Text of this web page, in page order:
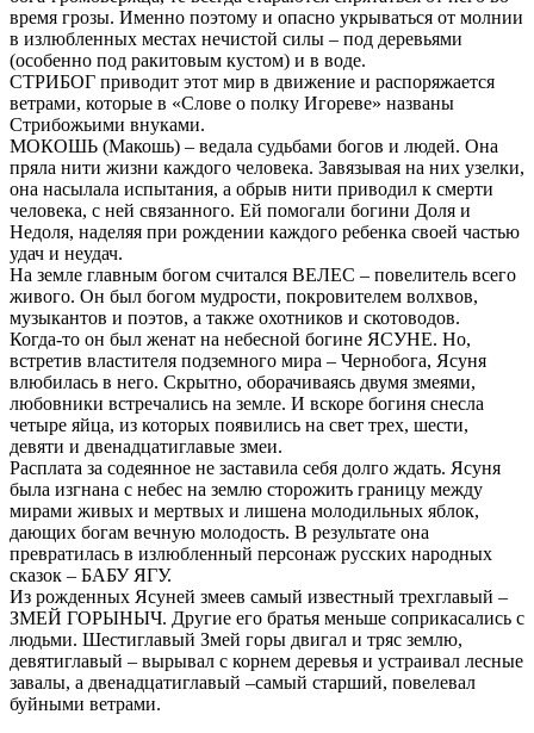
время грозы. Именно поэтому и опасно укрываться от молнии
в излюбленных местах нечистой силы – под деревьями
(особенно под ракитовым кустом) и в воде.
СТРИБОГ приводит этот мир в движение и распоряжается
ветрами, которые в «Слове о полку Игореве» названы
Стрибожьими внуками.
МОКОШЬ (Макошь) – ведала судьбами богов и людей. Она
пряла нити жизни каждого человека. Завязывая на них узелки,
она насылала испытания, а обрыв нити приводил к смерти
человека, с ней связанного. Ей помогали богини Доля и
Недоля, наделяя при рождении каждого ребенка своей частью
удач и неудач.
На земле главным богом считался ВЕЛЕС – повелитель всего
живого. Он был богом мудрости, покровителем волхвов,
музыкантов и поэтов, а также охотников и скотоводов.
Когда-то он был женат на небесной богине ЯСУНЕ. Но,
встретив властителя подземного мира – Чернобога, Ясуня
влюбилась в него. Скрытно, оборачиваясь двумя змеями,
любовники встречались на земле. И вскоре богиня снесла
четыре яйца, из которых появились на свет трех, шести,
девяти и двенадцатиглавые змеи.
Расплата за содеянное не заставила себя долго ждать. Ясуня
была изгнана с небес на землю сторожить границу между
мирами живых и мертвых и лишена молодильных яблок,
дающих богам вечную молодость. В результате она
превратилась в излюбленный персонаж русских народных
сказок – БАБУ ЯГУ.
Из рожденных Ясуней змеев самый известный трехглавый –
ЗМЕЙ ГОРЫНЫЧ. Другие его братья меньше соприкасались с
людьми. Шестиглавый Змей горы двигал и тряс землю,
девятиглавый – вырывал с корнем деревья и устраивал лесные
завалы, а двенадцатиглавый –самый старший, повелевал
буйными ветрами.